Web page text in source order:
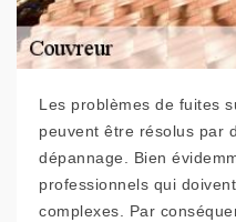
Les problèmes de fuites
peuvent être résolus par
dépannage. Bien
professionnels qui
complexes. Par